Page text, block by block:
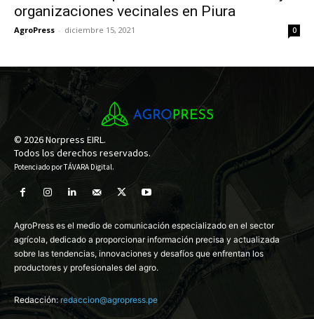
organizaciones vecinales en Piura
AgroPress - diciembre 15, 2021 0
© 2026 Norpress EIRL.
Todos los derechos reservados.
Potenciado porTÁVARA Digital.
AgroPress es el medio de comunicación especializado en el sector
agrícola, dedicado a proporcionar información precisa y actualizada
sobre las tendencias, innovaciones y desafíos que enfrentan los
productores y profesionales del agro.
Redacción:redaccion@agropress.pe